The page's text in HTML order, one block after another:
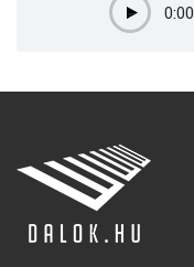
Play0:00